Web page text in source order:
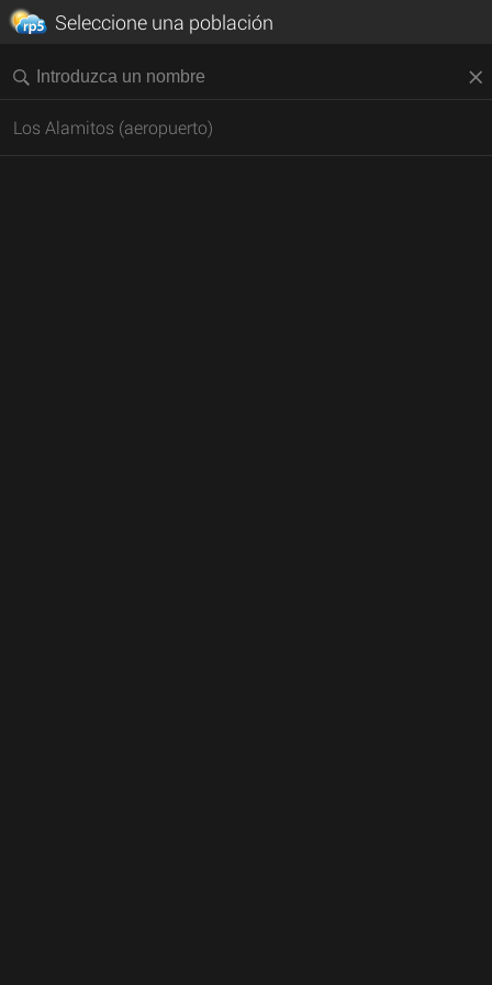
Seleccione una población
Los Alamitos (aeropuerto)